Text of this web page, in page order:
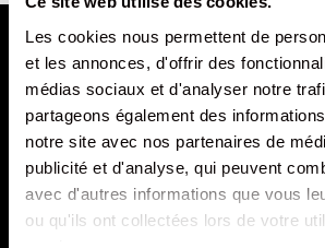
Les cookies nous permettent de
et les annonces, d'offrir des
médias sociaux et d'analyser notre
partageons également des
notre site avec nos partenaires de
publicité et d'analyse, qui peuvent
avec d'autres informations que vous
ou qu'ils ont collectées lors de votre
Livraison rapide et